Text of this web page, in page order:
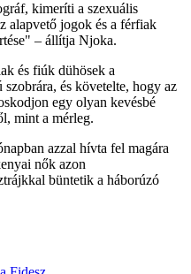
kimeríti a szexuális
alapvető jogok és a férfiak
– állítja Njoka.
és fiúk dühösek a
és követelte, hogy az
egy olyan kevésbé
mint a mérleg.
azzal hívta fel magára
nők azon
büntetik a háborúzó